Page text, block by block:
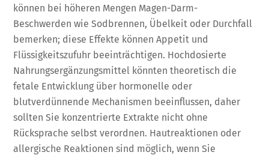
können bei höheren Mengen Magen-Darm-
Beschwerden wie Sodbrennen, Übelkeit oder Durchfall
bemerken; diese Effekte können Appetit und
Flüssigkeitszufuhr beeinträchtigen. Hochdosierte
Nahrungsergänzungsmittel könnten theoretisch die
fetale Entwicklung über hormonelle oder
blutverdünnende Mechanismen beeinflussen, daher
sollten Sie konzentrierte Extrakte nicht ohne
Rücksprache selbst verordnen. Hautreaktionen oder
allergische Reaktionen sind möglich, wenn Sie